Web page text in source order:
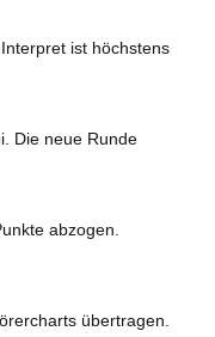
ist höchstens
Die neue Runde
abzogen.
übertragen.